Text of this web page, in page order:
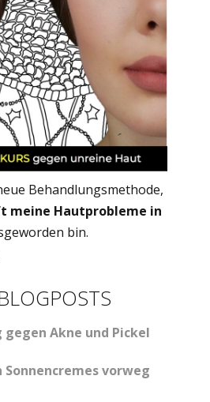
Behandlungsmethode,
meine Hautprobleme in
bin.
gegen Akne und Pickel
Sonnencremes vorweg